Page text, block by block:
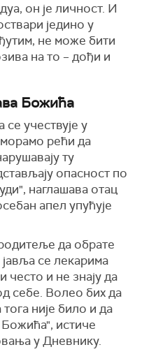
он је личност. И
једино у
не може бити
на то – дођи и
Божића
учествује у
рећи да
ту
опасност по
наглашава отац
апел упућује
да обрате
се лекарима
често и не знају да
себе. Волео бих да
није било и да
истиче
у Дневнику.